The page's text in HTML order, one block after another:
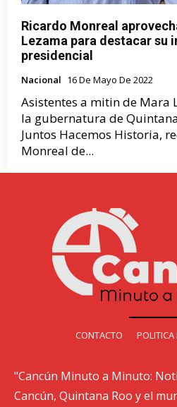
Ricardo Monreal
Lezama para destacar su
presidencial
Nacional 16 De Mayo De 2022
Asistentes a mitin de Mara
la gubernatura de
Juntos Hacemos Historia,
Monreal de...
CONTACTO POLITICA
"Cancún Minuto a Minuto:
Cancún, Quintana Roo y el